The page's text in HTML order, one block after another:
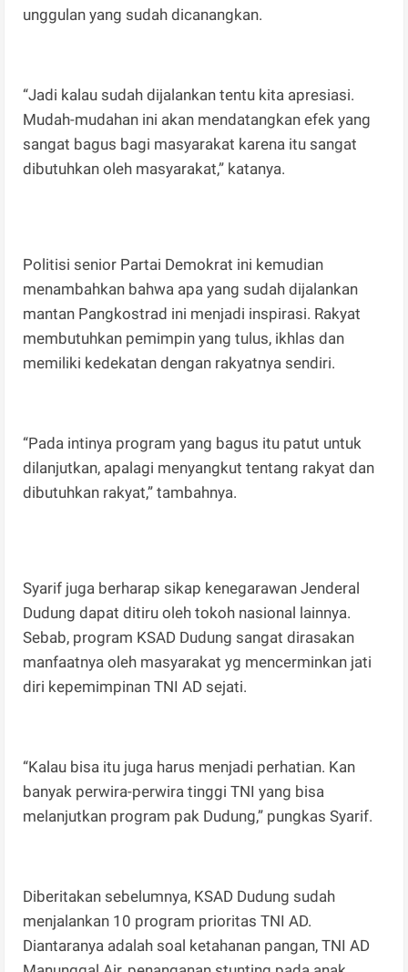
unggulan yang sudah dicanangkan.
“Jadi kalau sudah dijalankan tentu kita apresiasi.
Mudah-mudahan ini akan mendatangkan efek yang
sangat bagus bagi masyarakat karena itu sangat
dibutuhkan oleh masyarakat,” katanya.
Politisi senior Partai Demokrat ini kemudian
menambahkan bahwa apa yang sudah dijalankan
mantan Pangkostrad ini menjadi inspirasi. Rakyat
membutuhkan pemimpin yang tulus, ikhlas dan
memiliki kedekatan dengan rakyatnya sendiri.
“Pada intinya program yang bagus itu patut untuk
dilanjutkan, apalagi menyangkut tentang rakyat dan
dibutuhkan rakyat,” tambahnya.
Syarif juga berharap sikap kenegarawan Jenderal
Dudung dapat ditiru oleh tokoh nasional lainnya.
Sebab, program KSAD Dudung sangat dirasakan
manfaatnya oleh masyarakat yg mencerminkan jati
diri kepemimpinan TNI AD sejati.
“Kalau bisa itu juga harus menjadi perhatian. Kan
banyak perwira-perwira tinggi TNI yang bisa
melanjutkan program pak Dudung,” pungkas Syarif.
Diberitakan sebelumnya, KSAD Dudung sudah
menjalankan 10 program prioritas TNI AD.
Diantaranya adalah soal ketahanan pangan, TNI AD